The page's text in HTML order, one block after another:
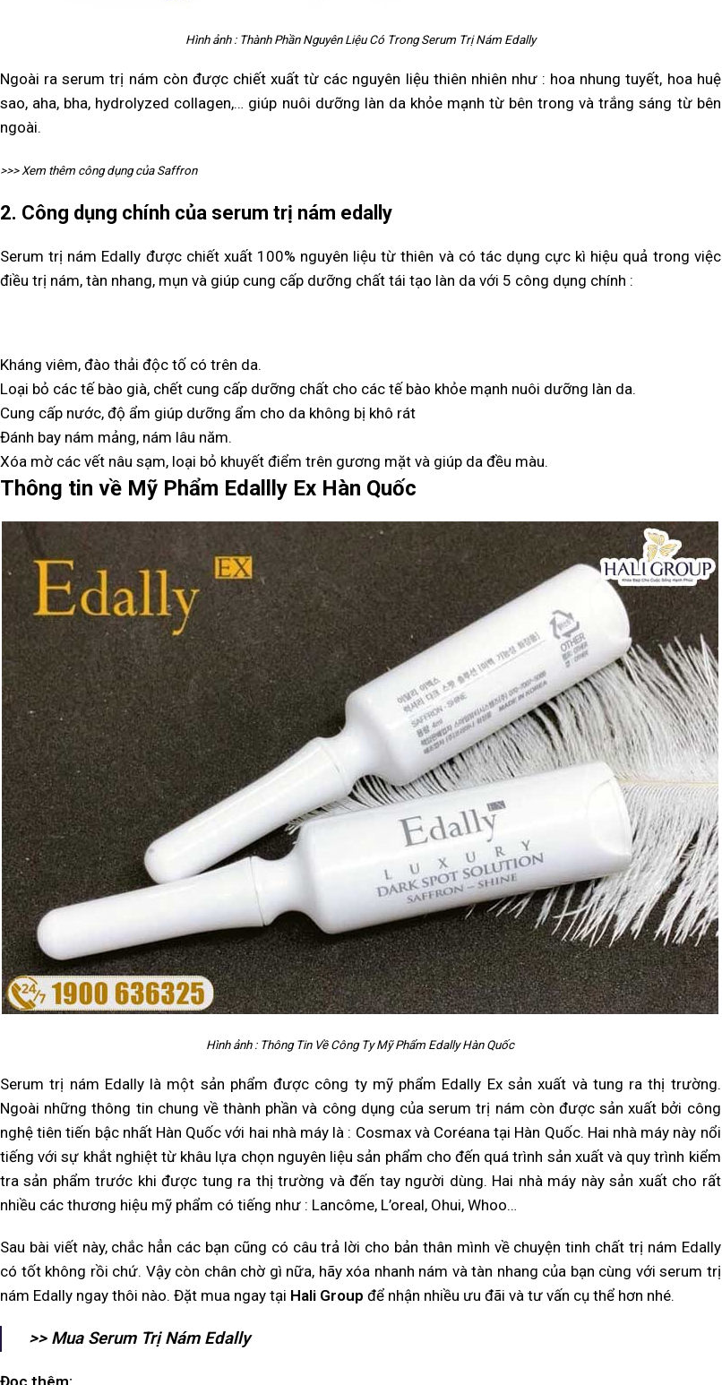
Hình ảnh : Thành Phần Nguyên Liệu Có Trong Serum Trị Nám Edally
Ngoài ra serum trị nám còn được chiết xuất từ các nguyên liệu thiên nhiên như : hoa nhung tuyết, hoa huệ
sao, aha, bha, hydrolyzed collagen,… giúp nuôi dưỡng làn da khỏe mạnh từ bên trong và trắng sáng từ bên
ngoài.
>>> Xem thêm công dụng của Saffron
2. Công dụng chính của serum trị nám edally
Serum trị nám Edally được chiết xuất 100% nguyên liệu từ thiên và có tác dụng cực kì hiệu quả trong việc
điều trị nám, tàn nhang, mụn và giúp cung cấp dưỡng chất tái tạo làn da với 5 công dụng chính :
Kháng viêm, đào thải độc tố có trên da.
Loại bỏ các tế bào già, chết cung cấp dưỡng chất cho các tế bào khỏe mạnh nuôi dưỡng làn da.
Cung cấp nước, độ ẩm giúp dưỡng ẩm cho da không bị khô rát
Đánh bay nám mảng, nám lâu năm.
Xóa mờ các vết nâu sạm, loại bỏ khuyết điểm trên gương mặt và giúp da đều màu.
Thông tin về Mỹ Phẩm Edallly Ex Hàn Quốc
Hình ảnh : Thông Tin Về Công Ty Mỹ Phẩm Edally Hàn Quốc
Serum trị nám Edally là một sản phẩm được công ty mỹ phẩm Edally Ex sản xuất và tung ra thị trường.
Ngoài những thông tin chung về thành phần và công dụng của serum trị nám còn được sản xuất bởi công
nghệ tiên tiến bậc nhất Hàn Quốc với hai nhà máy là : Cosmax và Coréana tại Hàn Quốc. Hai nhà máy này nổi
tiếng với sự khắt nghiệt từ khâu lựa chọn nguyên liệu sản phẩm cho đến quá trình sản xuất và quy trình kiểm
tra sản phẩm trước khi được tung ra thị trường và đến tay người dùng. Hai nhà máy này sản xuất cho rất
nhiều các thương hiệu mỹ phẩm có tiếng như : Lancôme, L’oreal, Ohui, Whoo…
Sau bài viết này, chắc hẳn các bạn cũng có câu trả lời cho bản thân mình về chuyện tinh chất trị nám Edally
có tốt không rồi chứ. Vậy còn chân chờ gì nữa, hãy xóa nhanh nám và tàn nhang của bạn cùng với serum trị
nám Edally ngay thôi nào. Đặt mua ngay tại Hali Group để nhận nhiều ưu đãi và tư vấn cụ thể hơn nhé.
>> Mua Serum Trị Nám Edally
Đọc thêm: